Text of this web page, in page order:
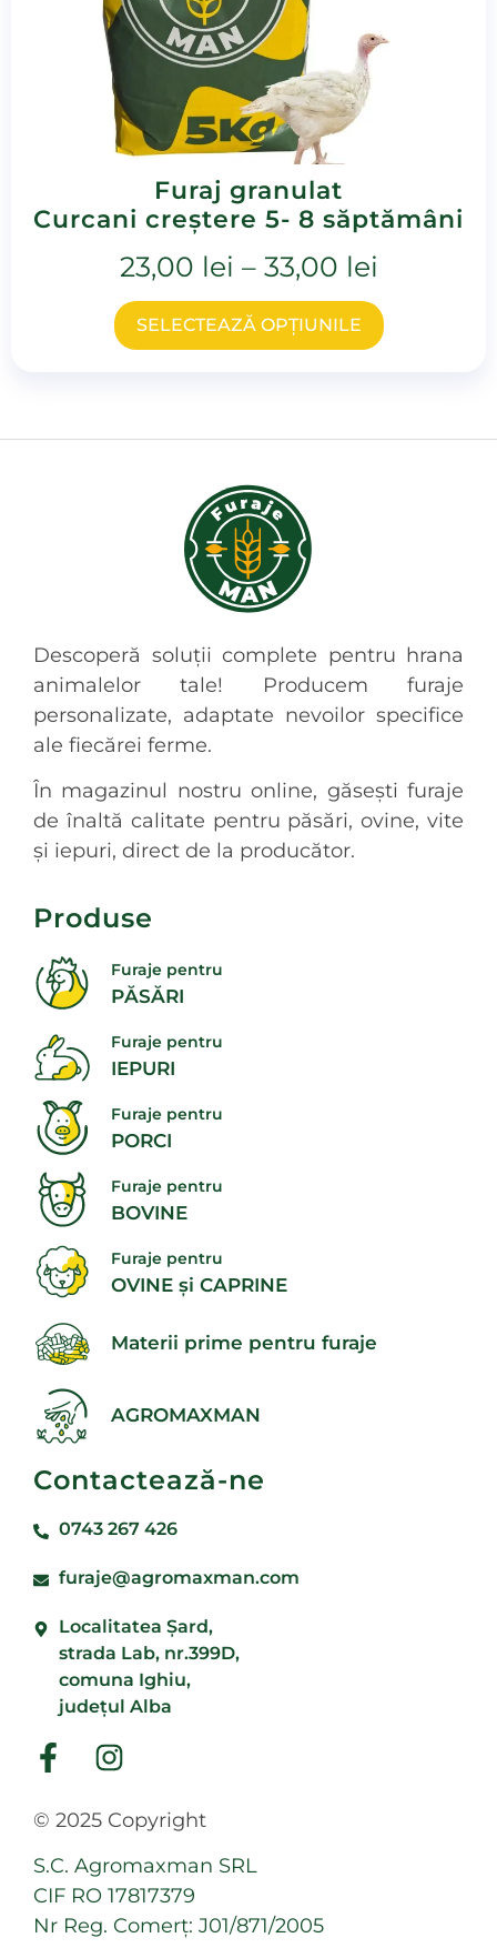
Furaj granulat
Curcani creștere 5- 8 săptămâni
23,00 lei – 33,00 lei
SELECTEAZĂ OPȚIUNILE
Descoperă soluții complete pentru hrana
animalelor tale! Producem furaje
personalizate, adaptate nevoilor specifice
ale fiecărei ferme.
În magazinul nostru online, găsești furaje
de înaltă calitate pentru păsări, ovine, vite
și iepuri, direct de la producător.
Produse
Furaje pentru
PĂSĂRI
Furaje pentru
IEPURI
Furaje pentru
PORCI
Furaje pentru
BOVINE
Furaje pentru
OVINE și CAPRINE
Materii prime pentru furaje
AGROMAXMAN
Contactează-ne
0743 267 426
furaje@agromaxman.com
Localitatea Şard,
strada Lab, nr.399D,
comuna Ighiu,
județul Alba
© 2025 Copyright
S.C. Agromaxman SRL
CIF RO 17817379
Nr Reg. Comerț: J01/871/2005